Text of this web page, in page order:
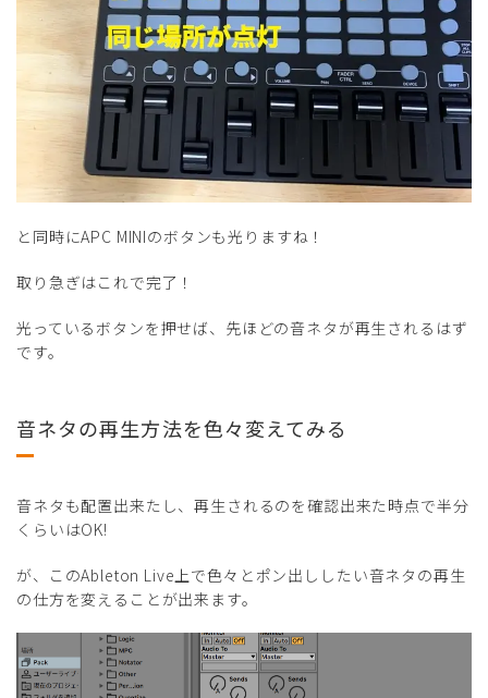
と同時にAPC MINIのボタンも光りますね！
取り急ぎはこれで完了！
光っているボタンを押せば、先ほどの音ネタが再生されるはず
です。
音ネタの再生方法を色々変えてみる
音ネタも配置出来たし、再生されるのを確認出来た時点で半分
くらいはOK!
が、このAbleton Live上で色々とポン出ししたい音ネタの再生
の仕方を変えることが出来ます。